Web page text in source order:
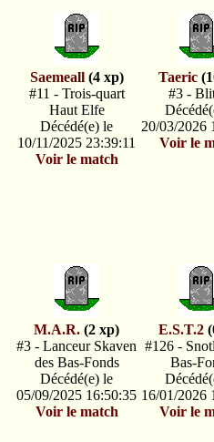
Saemeall(4 xp)
#11 - Trois-quart
Haut Elfe
Décédé(e) le
10/11/2025 23:39:11
Voir le match
Taeric
#3 -
20/03/2026
Voir le
M.A.R. (2 xp)
#3 - Lanceur Skaven
des Bas-Fonds
Décédé(e) le
05/09/2025 16:50:35
Voir le match
E.S.T.2
#126 -
Bas-
16/01/2026
Voir le